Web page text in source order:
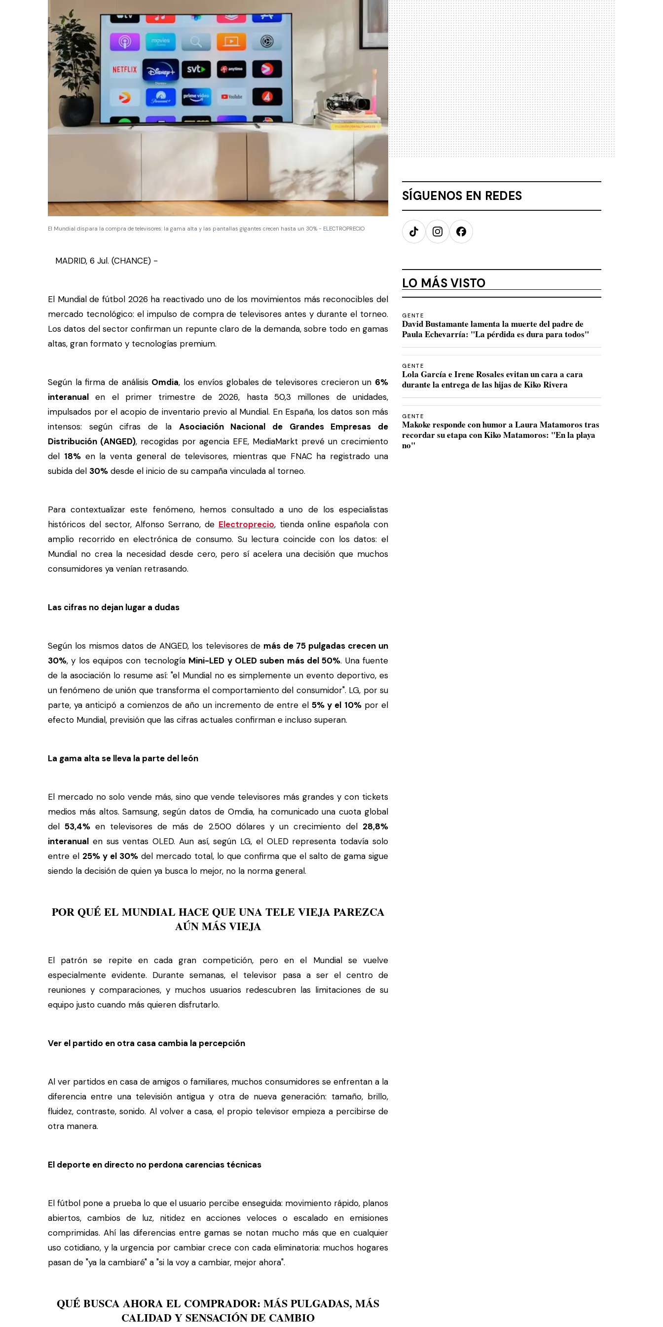
El Mundial dispara la compra de televisores: la gama alta y las pantallas gigantes crecen hasta un 30% - ELECTROPRECIO
MADRID, 6 Jul. (CHANCE) -
El Mundial de fútbol 2026 ha reactivado uno de los movimientos más reconocibles del
mercado tecnológico: el impulso de compra de televisores antes y durante el torneo.
Los datos del sector confirman un repunte claro de la demanda, sobre todo en gamas
altas, gran formato y tecnologías premium.
Según la firma de análisis Omdia, los envíos globales de televisores crecieron un 6%
interanual en el primer trimestre de 2026, hasta 50,3 millones de unidades,
impulsados por el acopio de inventario previo al Mundial. En España, los datos son más
intensos: según cifras de la Asociación Nacional de Grandes Empresas de
Distribución (ANGED), recogidas por agencia EFE, MediaMarkt prevé un crecimiento
del 18%en la venta general de televisores, mientras que FNAC ha registrado una
subida del 30% desde el inicio de su campaña vinculada al torneo.
Para contextualizar este fenómeno, hemos consultado a uno de los especialistas
históricos del sector, Alfonso Serrano, de Electroprecio, tienda online española con
amplio recorrido en electrónica de consumo. Su lectura coincide con los datos: el
Mundial no crea la necesidad desde cero, pero sí acelera una decisión que muchos
consumidores ya venían retrasando.
Las cifras no dejan lugar a dudas
Según los mismos datos de ANGED, los televisores de más de 75 pulgadas crecen un
30%, y los equipos con tecnología Mini-LED y OLED suben más del 50%. Una fuente
de la asociación lo resume así: "el Mundial no es simplemente un evento deportivo, es
un fenómeno de unión que transforma el comportamiento del consumidor". LG, por su
parte, ya anticipó a comienzos de año un incremento de entre el 5% y el 10%por el
efecto Mundial, previsión que las cifras actuales confirman e incluso superan.
La gama alta se lleva la parte del león
El mercado no solo vende más, sino que vende televisores más grandes y con tickets
medios más altos. Samsung, según datos de Omdia, ha comunicado una cuota global
del53,4% en televisores de más de 2.500 dólares y un crecimiento del 28,8%
interanual en sus ventas OLED. Aun así, según LG, el OLED representa todavía solo
entre el 25% y el 30% del mercado total, lo que confirma que el salto de gama sigue
siendo la decisión de quien ya busca lo mejor, no la norma general.
POR QUÉ EL MUNDIAL HACE QUE UNA TELE VIEJA PAREZCA
AÚN MÁS VIEJA
El patrón se repite en cada gran competición, pero en el Mundial se vuelve
especialmente evidente. Durante semanas, el televisor pasa a ser el centro de
reuniones y comparaciones, y muchos usuarios redescubren las limitaciones de su
equipo justo cuando más quieren disfrutarlo.
Ver el partido en otra casa cambia la percepción
Al ver partidos en casa de amigos o familiares, muchos consumidores se enfrentan a la
diferencia entre una televisión antigua y otra de nueva generación: tamaño, brillo,
fluidez, contraste, sonido. Al volver a casa, el propio televisor empieza a percibirse de
otra manera.
El deporte en directo no perdona carencias técnicas
El fútbol pone a prueba lo que el usuario percibe enseguida: movimiento rápido, planos
abiertos, cambios de luz, nitidez en acciones veloces o escalado en emisiones
comprimidas. Ahí las diferencias entre gamas se notan mucho más que en cualquier
uso cotidiano, y la urgencia por cambiar crece con cada eliminatoria: muchos hogares
pasan de "ya la cambiaré" a "si la voy a cambiar, mejor ahora".
QUÉ BUSCA AHORA EL COMPRADOR: MÁS PULGADAS, MÁS
CALIDAD Y SENSACIÓN DE CAMBIO
SÍGUENOS EN REDES
TikTokInstagramFacebook
LO MÁS VISTO
GENTE
David Bustamante lamenta la muerte del padre de
Paula Echevarría: "La pérdida es dura para todos"
GENTE
Lola García e Irene Rosales evitan un cara a cara
durante la entrega de las hijas de Kiko Rivera
GENTE
Makoke responde con humor a Laura Matamoros tras
recordar su etapa con Kiko Matamoros: "En la playa
no"